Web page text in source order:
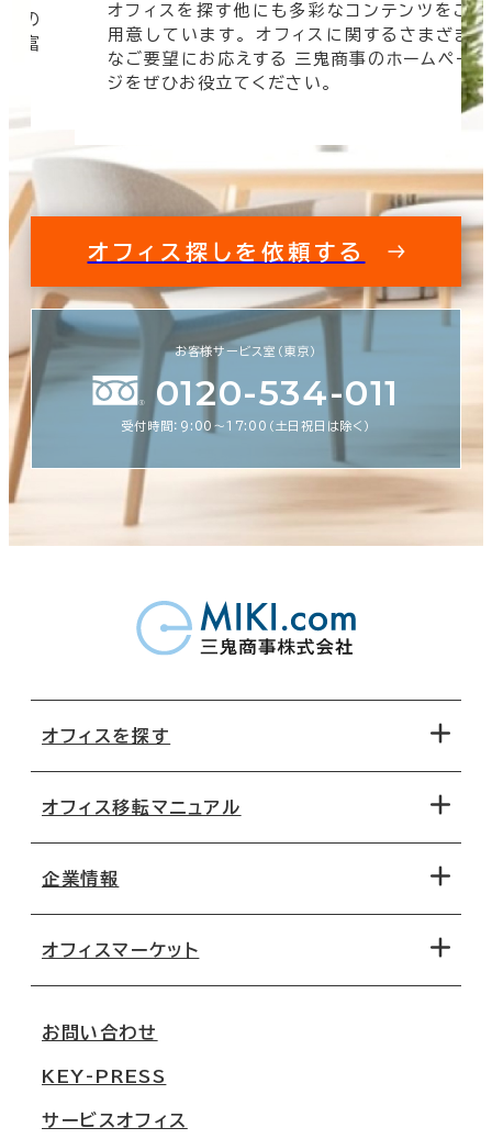
の
豊富
オフィスを探す他にも多彩なコンテンツをご
用意しています。 オフィスに関するさまざま
なご要望にお応えする 三鬼商事のホームペー
ジをぜひお役立てください。
オフィス探しを依頼する
お客様サービス室（東京）
0120-534-011
受付時間：9:00〜17:00（土日祝日は除く）
オフィスを探す
地図から探す
路線・駅から探す
オフィス移転マニュアル
移転コストシミュレーション
移転スケジュール
オフィス移転Q&A
企業情報
オフィスマーケット
大阪
名古屋
お問い合わせ
KEY-PRESS
サービスオフィス